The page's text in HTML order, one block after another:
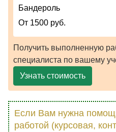
Бандероль
От 1500 руб.
Получить выполненную
специалиста по вашему
Узнать стоимость
Если Вам нужна
работой (курсовая,